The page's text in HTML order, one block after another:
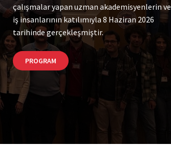
çalışmalar yapan uzman akademisyenlerin ve
iş insanlarının katılımıyla 8 Haziran 2026
tarihinde gerçekleşmiştir.
PROGRAM